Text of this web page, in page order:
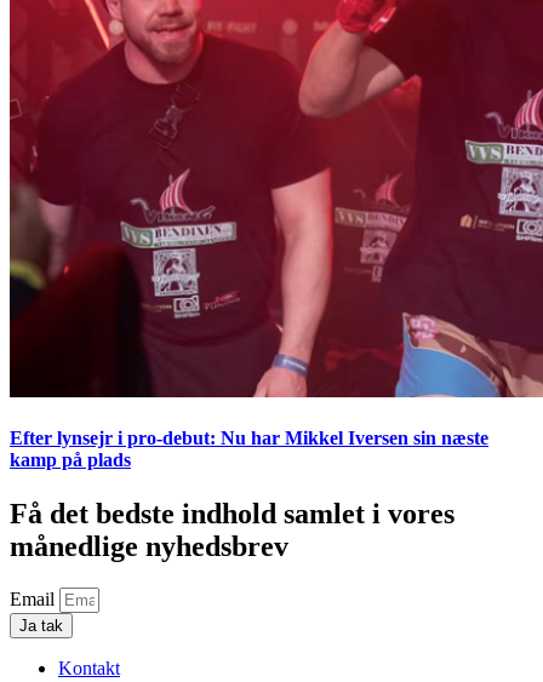
Efter lynsejr i pro-debut: Nu har Mikkel Iversen sin næste
kamp på plads
Få det bedste indhold samlet i vores
månedlige nyhedsbrev
Email
Ja tak
Kontakt